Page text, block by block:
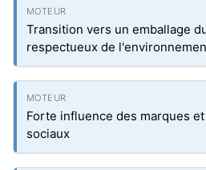
Transition vers un emballage
respectueux de
Forte influence des marques
sociaux